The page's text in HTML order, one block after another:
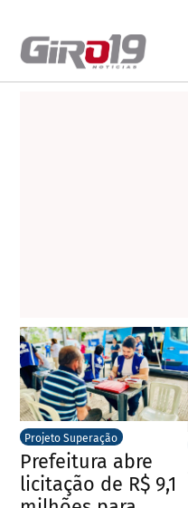
Projeto Superação
Prefeitura abre
licitação de R$ 9,1